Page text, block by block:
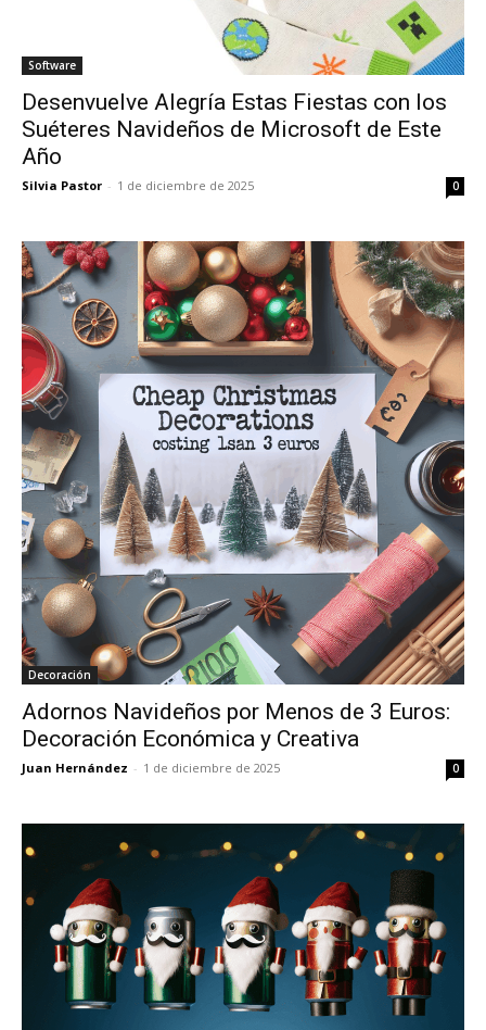
Software
Desenvuelve Alegría Estas Fiestas con los
Suéteres Navideños de Microsoft de Este
Año
Silvia Pastor - 1 de diciembre de 2025 0
Decoración
Adornos Navideños por Menos de 3 Euros:
Decoración Económica y Creativa
Juan Hernández - 1 de diciembre de 2025 0